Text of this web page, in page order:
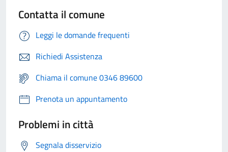
Contatta il comune
Leggi le domande frequenti
Richiedi Assistenza
Chiama il comune 0346 89600
Prenota un appuntamento
Problemi in città
Segnala disservizio